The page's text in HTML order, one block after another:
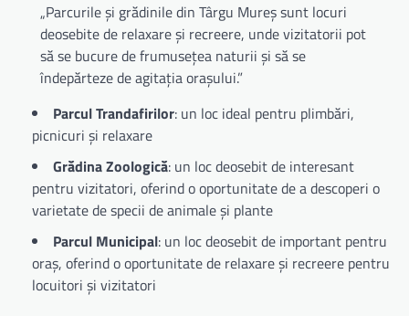
„Parcurile și grădinile din Târgu Mureș sunt locuri
deosebite de relaxare și recreere, unde vizitatorii pot
să se bucure de frumusețea naturii și să se
îndepărteze de agitația orașului.”
Parcul Trandafirilor: un loc ideal pentru plimbări,
picnicuri și relaxare
Grădina Zoologică: un loc deosebit de interesant
pentru vizitatori, oferind o oportunitate de a descoperi o
varietate de specii de animale și plante
Parcul Municipal: un loc deosebit de important pentru
oraș, oferind o oportunitate de relaxare și recreere pentru
locuitori și vizitatori